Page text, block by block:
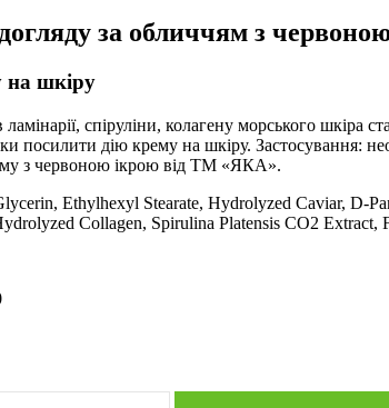
за обличчям з
на шкіру
ламінарії, спіруліни, колагену морського
посилити дію крему на шкіру. Застосування:
з червоною ікрою від ТМ «ЯКА».
Ethylhexyl Stearate, Hydrolyzed Caviar, D-
Collagen, Spirulina Platensis СО2 Extract,